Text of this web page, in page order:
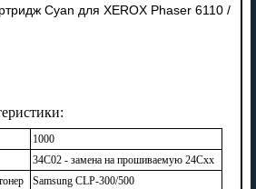
Cyan для XEROX Phaser 6110 /
1000
34C02 - замена на прошиваемую 24Cxx
Samsung CLP-300/500